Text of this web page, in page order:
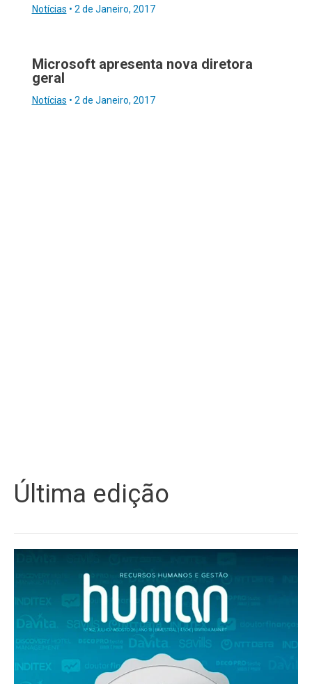
Notícias • 2 de Janeiro, 2017
Microsoft apresenta nova diretora
geral
Notícias • 2 de Janeiro, 2017
Última edição